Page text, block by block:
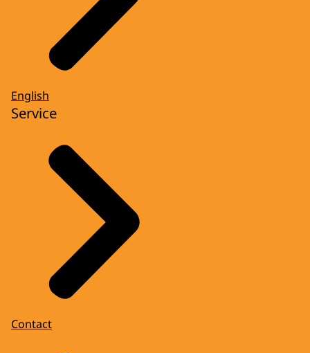
English
Service
Contact